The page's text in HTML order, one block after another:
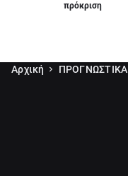
πρόκριση
Αρχική ΠΡΟΓΝΩΣΤΙΚΑ